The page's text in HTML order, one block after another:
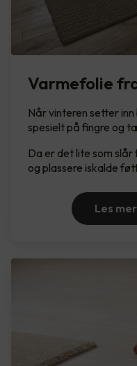
Varmefolie
Når vinteren setter
spesielt på fingre og
Da er det lite som slår
og plassere iskalde
Les